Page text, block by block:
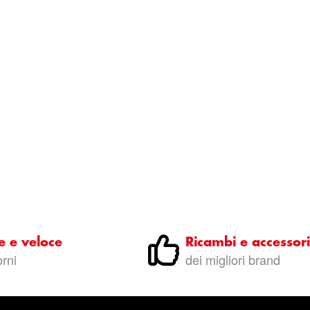
e veloce Ricambi e accessori
dei migliori brand